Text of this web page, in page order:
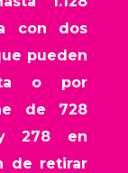
con dos
pueden
o por
de 728
278 en
de retirar